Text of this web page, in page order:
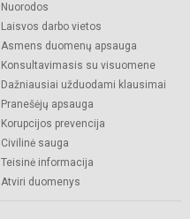
Nuorodos
Laisvos darbo vietos
Asmens duomenų apsauga
Konsultavimasis su visuomene
Dažniausiai užduodami klausimai
Pranešėjų apsauga
Korupcijos prevencija
Civilinė sauga
Teisinė informacija
Atviri duomenys